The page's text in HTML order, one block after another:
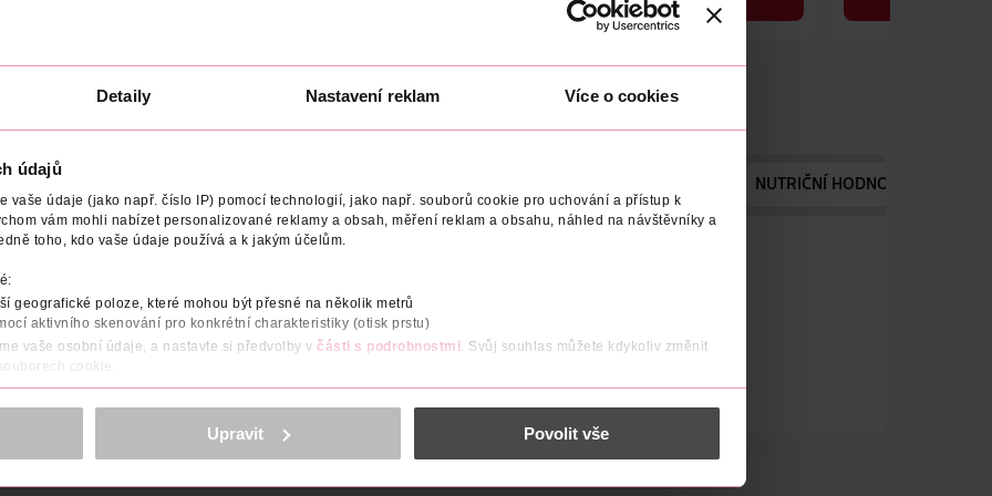
Detaily Nastavení reklam Více o cookies
údajů
vaše údaje (jako např. číslo IP) pomocí technologií, jako např. souborů cookie pro uchování a přístup k
vám mohli nabízet personalizované reklamy a obsah, měření reklam a obsahu, náhled na návštěvníky a
toho, kdo vaše údaje používá a k jakým účelům.
geografické poloze, které mohou být přesné na několik metrů
aktivního skenování pro konkrétní charakteristiky (otisk prstu)
vaše osobní údaje, a nastavte si předvolby v části s podrobnostmi. Svůj souhlas můžete kdykoliv změnit
cookie.
a reklam, funkcí sociálních médií, analýze návštěvnosti, které mohou nést osobní údaje.
osobních údajů.
<
Upravit Povolit vše
DO KOŠÍKU
Obj. č.: 861717
NUTRIČNÍ HODNOTY